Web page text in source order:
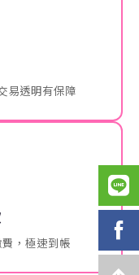
易透明有保障
，極速到帳